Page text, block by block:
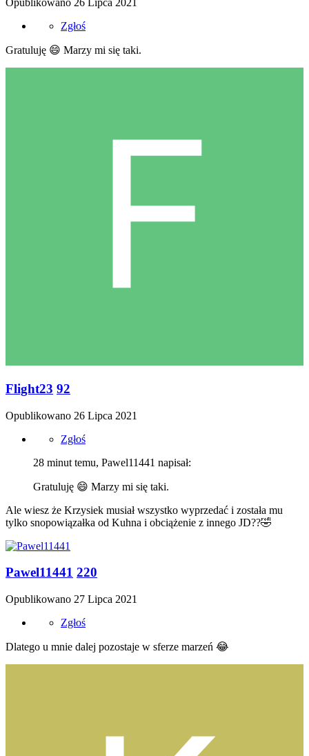
Opublikowano 26 Lipca 2021
Zgłoś
Gratuluję 😄 Marzy mi się taki.
Flight23 92
Opublikowano 26 Lipca 2021
Zgłoś
28 minut temu, Pawel11441 napisał:
Gratuluję 😄 Marzy mi się taki.
Ale wiesz że Krzysiek musiał wszystko wyprzedać i została mu
tylko snopowiązałka od Kuhna i obciążenie z innego JD??🤣
Pawel11441 220
Opublikowano 27 Lipca 2021
Zgłoś
Dlatego u mnie dalej pozostaje w sferze marzeń 😂